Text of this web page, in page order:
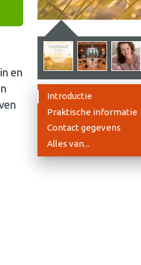
en
Introductie
Praktische informatie
Contact gegevens
Alles van...